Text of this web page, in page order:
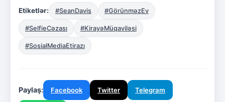
Etiketlər: #SeanDavis #GörünməzEv
#SelfieCəzası #KirayəMüqaviləsi
#SosialMediaEtirazı
Paylaş: Facebook Twitter Telegram